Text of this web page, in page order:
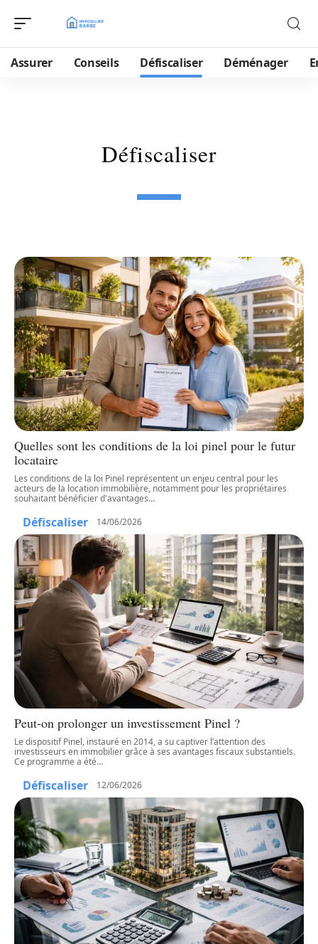
Assurer Conseils Défiscaliser Déménager
Défiscaliser
Quelles sont les conditions de la loi pinel pour le futur
locataire
Les conditions de la loi Pinel représentent un enjeu central pour les
acteurs de la location immobilière, notamment pour les propriétaires
souhaitant bénéficier d'avantages…
Défiscaliser 14/06/2026
Peut-on prolonger un investissement Pinel ?
Le dispositif Pinel, instauré en 2014, a su captiver l’attention des
investisseurs en immobilier grâce à ses avantages fiscaux substantiels.
Ce programme a été…
Défiscaliser 12/06/2026